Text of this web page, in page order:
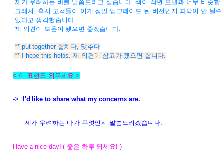
제가 우려하는 바를 말씀드리고 싶습니다. 색이 작년 모델과 너무 비슷합
그래서, 혹시 고객들이 이게 정말 업그레이드 된 버전인지 파악이 안 될
있다고 생각했습니다.
제 의견이 도움이 됐으면 좋겠습니다.
** put together 합치다, 맞추다
** I hope this helps. 제 의견이 참고가 됐으면 합니다.
< 이 표현도 외우세요 >
-> I'd like to share what my concerns are.
제가 우려하는 바가 무엇인지 말씀드리겠습니다.
Have a nice day! ( 좋은 하루 되세요! )